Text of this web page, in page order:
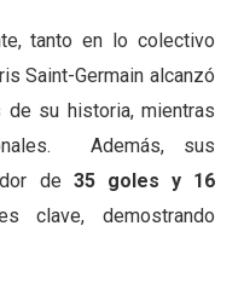
tanto en lo colectivo
Saint-Germain alcanzó
de su historia, mientras
Además, sus
de 35 goles y 16
clave, demostrando